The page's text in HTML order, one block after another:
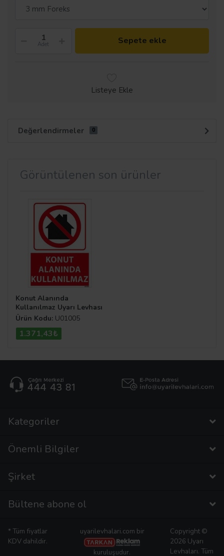
Adet Sepete ekle
Listeye Ekle
Değerlendirmeler 0
Görüntülenen son ürünler
Konut Alanında
Kullanılmaz Uyarı Levhası
Ürün Kodu: U01005
1.371,43₺
Kategoriler
Önemli Bilgiler
Şirket
Bültene abone ol
* Tüm fiyatlar
KDV dahildir.
uyarilevhalari.com bir
kuruluşudur.
Copyright ©
2026 Uyarı
Levhaları. Tüm